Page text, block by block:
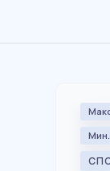
Мин.